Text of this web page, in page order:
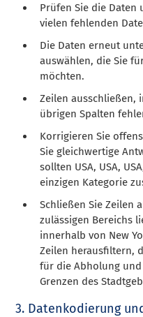
Prüfen Sie die Daten
vielen fehlenden
Die Daten erneut
auswählen, die Sie
möchten.
Zeilen ausschließen,
übrigen Spalten
Korrigieren Sie
Sie gleichwertige
sollten USA, USA,
einzigen Kategorie
Schließen Sie Zeilen
zulässigen Bereichs
innerhalb von New
Zeilen herausfiltern,
für die Abholung
Grenzen des
3. Datenkodierung